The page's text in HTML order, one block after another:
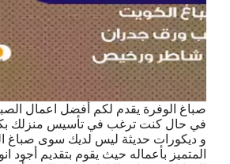
صباغ الوفرة يقدم لكم أفضل اعمال
في حال كنت ترغب في تأسيس منزلك
و ديكورات حديثة ليس لديك سوى صباغ
المتميز بأعماله حيث يقوم بتقديم أجود